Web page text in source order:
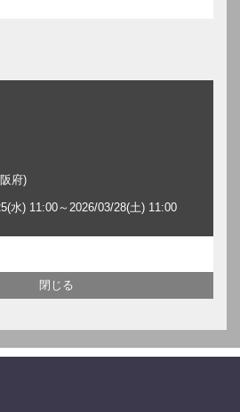
府)
水) 11:00～2026/03/28(土) 11:00